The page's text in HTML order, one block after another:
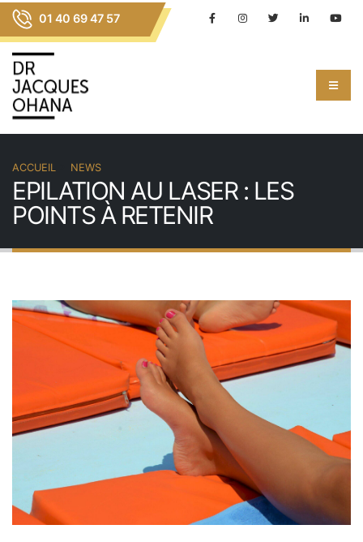
01 40 69 47 57
ACCUEIL NEWS
EPILATION AU LASER : LES
POINTS À RETENIR